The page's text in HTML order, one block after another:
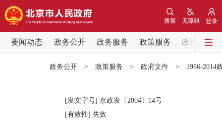
登录
无障碍
搜索
要闻动态 政务公开 政务服务 政策服务
政民互动
党中央精神
政务公开 > 政策服务 > 政府文件 > 1986-2014
[发文字号] 京政发 〔2004〕 14号
[有效性] 失效